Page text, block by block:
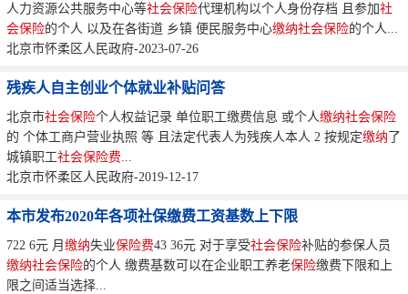
人力资源公共服务中心等社会保险代理机构以个人身份存档 且参加社
会保险的个人 以及在各街道 乡镇 便民服务中心缴纳社会保险的个人...
北京市怀柔区人民政府-2023-07-26
残疾人自主创业个体就业补贴问答
北京市社会保险个人权益记录 单位职工缴费信息 或个人缴纳社会保险
的 个体工商户营业执照 等 且法定代表人为残疾人本人 2 按规定缴纳了
城镇职工社会保险费
北京市怀柔区人民政府-2019-12-17
本市发布2020年各项社保缴费工资基数上下限
722 6元 月 缴纳失业保险费43 36元 对于享受社会保险补贴的参保人员
缴纳社会保险的个人 缴费基数可以在企业职工养老保险缴费下限和上
限之间适当选择...